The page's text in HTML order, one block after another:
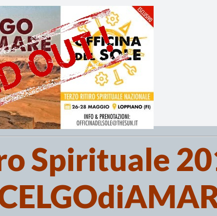
Spirituale